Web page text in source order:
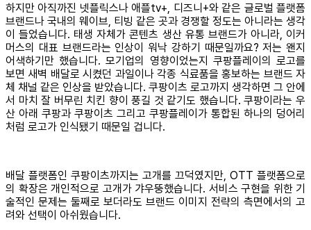
하지만 아직까진 넷플릭스나 애플tv+, 디즈니+와 같은 글로벌 플랫폼
브랜드나 국내의 웨이브, 티빙 같은 곳과 경쟁할 정도는 아니라는 생각
이 들었습니다. 태생 자체가 콘텐츠 생산 유통 브랜드가 아니라, 이커
머스의 대표 브랜드라는 인상이 워낙 강하기 때문일까요? 저는 왠지
어색하기만 했습니다. 모기업의 영향이었는지 쿠팡플레이의 로고를
보면 새벽 배달로 시켰던 과일이나 각종 식료품을 홍보하는 브랜드 자
체 채널 같은 인상을 받았습니다. 쿠팡이츠 로고까지 생각하면 그 안에
서 마치 잘 버무린 치킨 향이 풍길 것 같기도 했습니다. 쿠팡이라는 우
산 아래 쿠팡과 쿠팡이츠 그리고 쿠팡플레이가 통합된 하나의 덩어리
처럼 로고가 인식됐기 때문일 겁니다.
배달 플랫폼인 쿠팡이츠까지는 고개를 끄덕였지만, OTT 플랫폼으로
의 확장은 개인적으로 고개가 갸우뚱했습니다. 서비스 구현을 위한 기
술적인 문제는 둘째로 보더라도 브랜드 이미지 전략의 측면에서의 고
려와 선택이 아쉬웠습니다.